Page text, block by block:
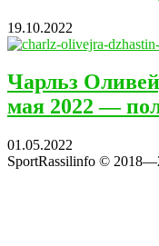
19.10.2022
Чарльз
мая 2022 —
01.05.2022
SportRassilinfo ©